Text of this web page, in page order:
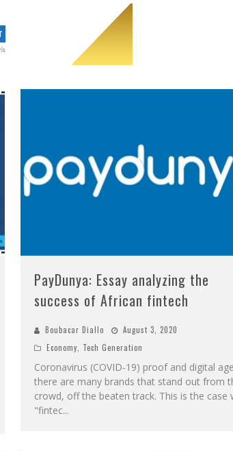
PayDunya: Essay analyzing the
success of African fintech
Boubacar Diallo
August 3, 2020
Economy
Tech Generation
Coronavirus (COVID-19) proof and digital
there are many brands that stand out from
crowd, off the beaten track. This is the case
"fintec...